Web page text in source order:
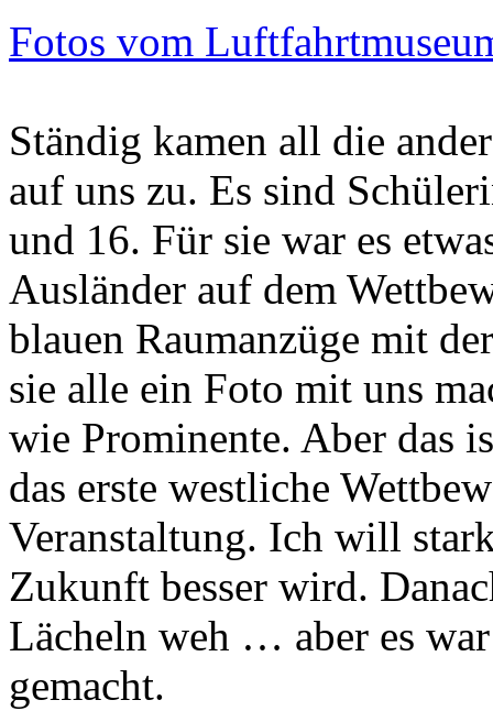
Fotos vom
Ständig kamen all die
auf uns zu. Es sind
und 16. Für sie war es
Ausländer auf dem
blauen Raumanzüge mit
sie alle ein Foto mit uns
wie Prominente. Aber das
das erste westliche
Veranstaltung. Ich will
Zukunft besser wird.
Lächeln weh … aber es
gemacht.